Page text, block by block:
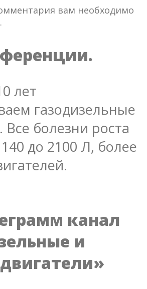
вам необходимо
.
лет
газодизельные
болезни роста
до 2100 Л, более
канал
и